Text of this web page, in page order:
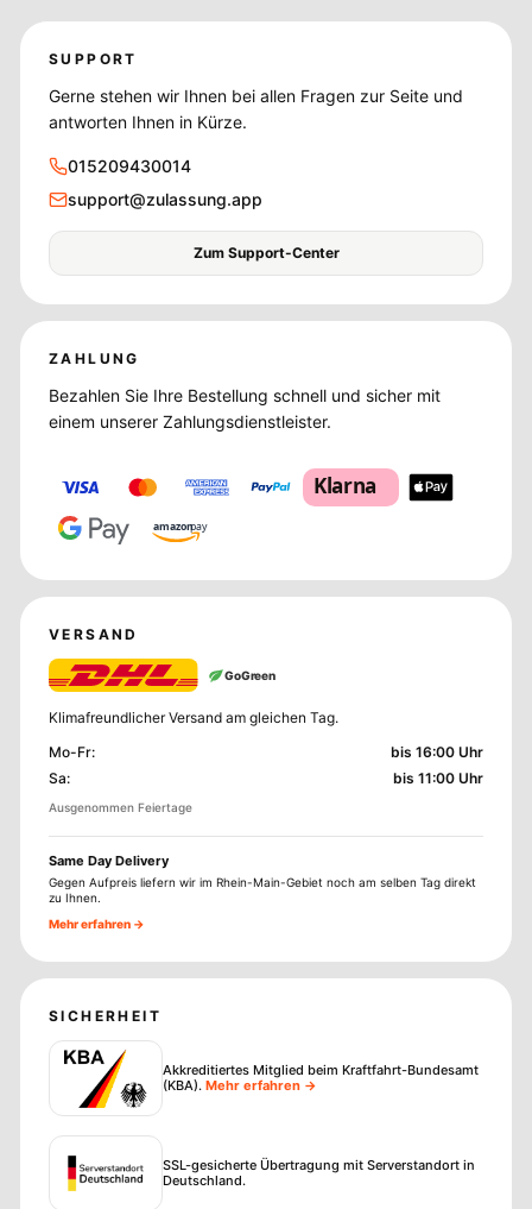
SUPPORT
Gerne stehen wir Ihnen bei allen Fragen zur Seite und
antworten Ihnen in Kürze.
015209430014
support@zulassung.app
Zum Support-Center
ZAHLUNG
Bezahlen Sie Ihre Bestellung schnell und sicher mit
einem unserer Zahlungsdienstleister.
Klarna
amazonpay
VERSAND
GoGreen
Klimafreundlicher Versand am gleichen Tag.
Mo-Fr:
bis 16:00 Uhr
Sa: bis 11:00 Uhr
Ausgenommen Feiertage
Same Day Delivery
Gegen Aufpreis liefern wir im Rhein-Main-Gebiet noch am selben Tag direkt
zu Ihnen.
Mehr erfahren →
SICHERHEIT
Akkreditiertes Mitglied beim Kraftfahrt-Bundesamt
(KBA). Mehr erfahren →
SSL-gesicherte Übertragung mit Serverstandort in
Deutschland.